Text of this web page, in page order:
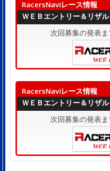
RacersNaviレース情報
ＷＥＢエントリー＆リザ
次回募集の発表
RacersNaviレース情報
ＷＥＢエントリー＆リザ
次回募集の発表